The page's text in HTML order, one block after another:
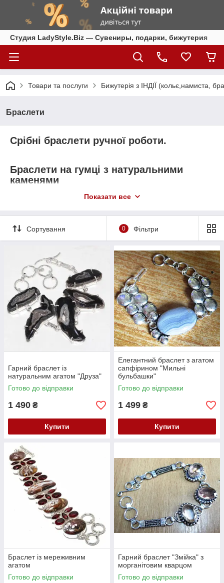
Студия LadyStyle.Biz — Сувениры, подарки, бижутерия
Товари та послуги Бижутерія з ІНДІЇ (кольє,намиста,
Браслети
Срібні браслети ручної роботи.
Браслети на гумці з натуральними
каменями
Показати все
Сортування 0 Фільтри
Гарний браслет із
натуральним агатом "Друза"
Готово до відправки
1 490 ₴
Купити
Елегантний браслет з агатом
сапфірином "Мильні
бульбашки"
Готово до відправки
1 499 ₴
Купити
Браслет із мереживним
агатом
Готово до відправки
Гарний браслет "Змійка" з
морганітовим кварцом
Готово до відправки